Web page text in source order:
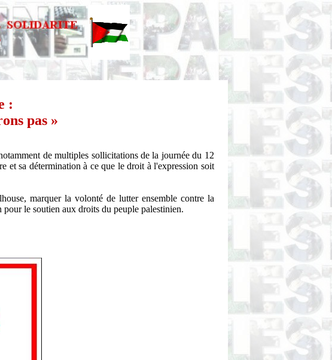
:
pas »
de multiples sollicitations de la journée du 12
et sa détermination à ce que le droit à l'expression soit
marquer la volonté de lutter ensemble contre la
le soutien aux droits du peuple palestinien.